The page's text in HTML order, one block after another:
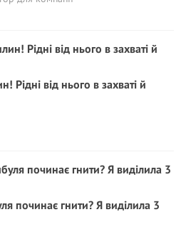
Рідні від нього в захваті й
починає гнити? Я виділила 3